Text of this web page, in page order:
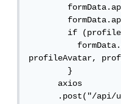
        formData.append('bio', bio)
        formData.append('status', status)
        if (profileAvatar) {
          formData.append('avatar',
profileAvatar,
        }
      axios
      .post("/api/users/profile", formData,